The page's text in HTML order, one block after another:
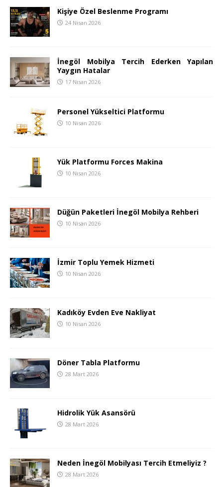
Kişiye Özel Beslenme Programı
24 Nisan 2026
İnegöl Mobilya Tercih Ederken Yapılan
Yaygın Hatalar
17 Nisan 2026
Personel Yükseltici Platformu
10 Nisan 2026
Yük Platformu Forces Makina
10 Nisan 2026
Düğün Paketleri İnegöl Mobilya Rehberi
10 Nisan 2026
İzmir Toplu Yemek Hizmeti
10 Nisan 2026
Kadıköy Evden Eve Nakliyat
10 Nisan 2026
Döner Tabla Platformu
28 Mart 2026
Hidrolik Yük Asansörü
28 Mart 2026
Neden İnegöl Mobilyası Tercih Etmeliyiz ?
28 Mart 2026